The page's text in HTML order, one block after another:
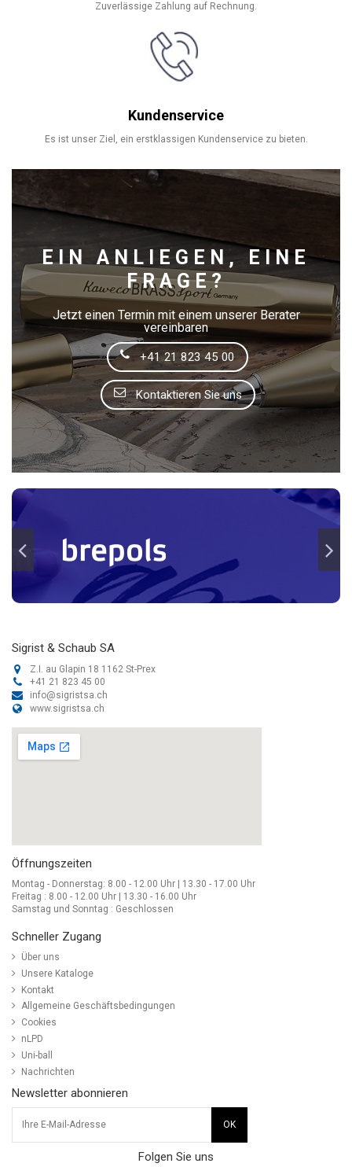
Zuverlässige Zahlung auf Rechnung.
Kundenservice
Es ist unser Ziel, ein erstklassigen Kundenservice zu bieten.
EIN ANLIEGEN, EINE
FRAGE?
Jetzt einen Termin mit einem unserer Berater
vereinbaren
+41 21 823 45 00
Kontaktieren Sie uns
Sigrist & Schaub SA
Z.I. au Glapin 18 1162 St-Prex
+41 21 823 45 00
info@sigristsa.ch
www.sigristsa.ch
Öffnungszeiten
Montag - Donnerstag: 8.00 - 12.00 Uhr | 13.30 - 17.00 Uhr
Freitag : 8.00 - 12.00 Uhr | 13.30 - 16.00 Uhr
Samstag und Sonntag : Geschlossen
Schneller Zugang
Über uns
Unsere Kataloge
Kontakt
Allgemeine Geschäftsbedingungen
Cookies
nLPD
Uni-ball
Nachrichten
Newsletter abonnieren
Folgen Sie uns